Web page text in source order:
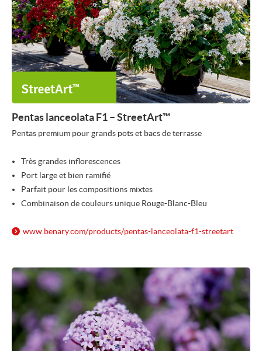
Pentas lanceolata F1 – StreetArt™
Pentas premium pour grands pots et bacs de terrasse
Très grandes inflorescences
Port large et bien ramifié
Parfait pour les compositions mixtes
Combinaison de couleurs unique Rouge-Blanc-Bleu
www.benary.com/products/pentas-lanceolata-f1-streetart